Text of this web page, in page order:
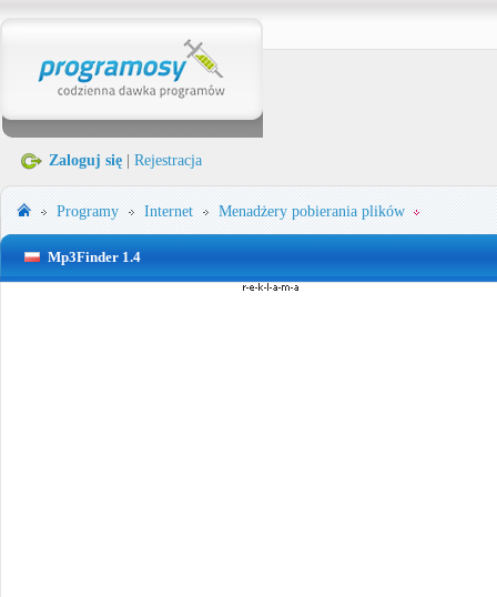
Zaloguj się Rejestracja
Programy Internet Menadżery pobierania plików
Mp3Finder 1.4